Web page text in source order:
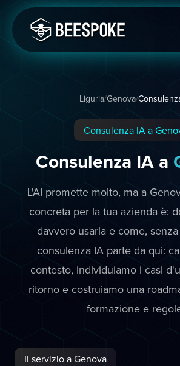
Liguria/Genova/
Consulenza IA a
Consulenza IA a
L'AI promette molto, ma a
concreta per la tua azienda è:
davvero usarla e come,
consulenza IA parte da qui:
contesto, individuiamo i casi
ritorno e costruiamo una
formazione e
Il servizio a Genova